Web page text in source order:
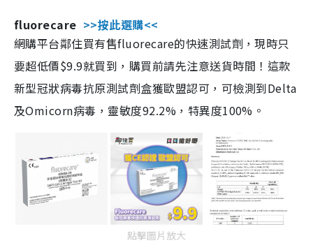
fluorecare >>按此選購<<
網購平台鄰住買有售fluorecare的快速測試劑，現時只
要超低價$9.9就買到，購買前請先注意送貨時間！這款
新型冠狀病毒抗原測試劑盒獲歐盟認可，可檢測到Delta
及Omicorn病毒，靈敏度92.2%，特異度100%。
點擊圖片放大